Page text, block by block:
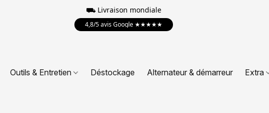
⛟ Livraison mondiale
4,8/5 avis Google ★★★★★
Outils & Entretien Déstockage Alternateur & démarreur Extra